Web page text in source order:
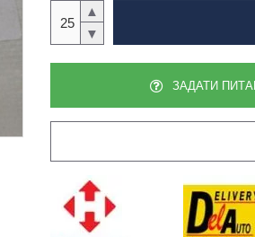
▲
▼
ЗАДАТИ